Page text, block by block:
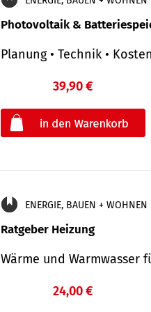
Photovoltaik &
Planung • Technik •
39,90 €
ENERGIE, BAUEN + WOHNEN
Ratgeber Heizung
Wärme und Warmwasser
24,00 €